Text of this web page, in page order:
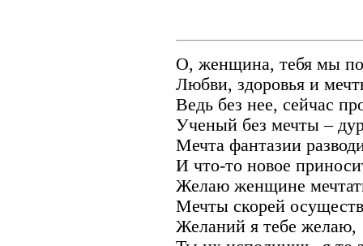
О, женщина, тебя мы
Любви, здоровья и
Ведь без нее, сейчас
Ученый без мечты –
Мечта фантазии
И что-то новое
Желаю женщине
Мечты скорей
Желаний я тебе желаю,